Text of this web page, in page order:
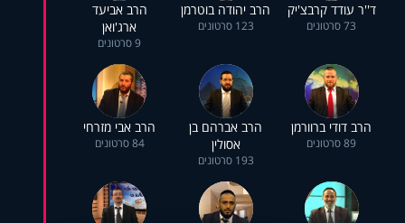
ד''ר עודד קרבצ'יק
73 סרטונים
הרב יהודה בוטרמן
123 סרטונים
הרב אביעד
ארג'ואן
9 סרטונים
הרב דודי ברוורמן
89 סרטונים
הרב אברהם בן
אסולין
193 סרטונים
הרב אבי מזרחי
84 סרטונים